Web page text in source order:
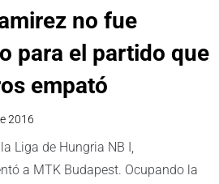
no fue
para el partido que
empató
2016
Liga de Hungria NB I,
a MTK Budapest. Ocupando la